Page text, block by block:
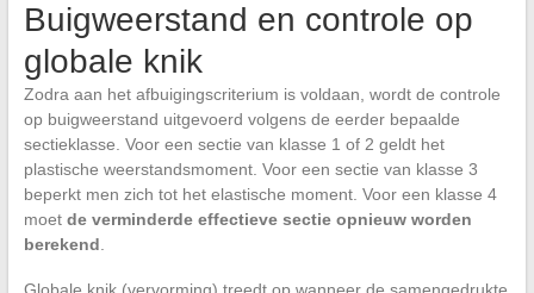
Buigweerstand en controle op
globale knik
Zodra aan het afbuigingscriterium is voldaan, wordt de controle
op buigweerstand uitgevoerd volgens de eerder bepaalde
sectieklasse. Voor een sectie van klasse 1 of 2 geldt het
plastische weerstandsmoment. Voor een sectie van klasse 3
beperkt men zich tot het elastische moment. Voor een klasse 4
moet de verminderde effectieve sectie opnieuw worden
berekend